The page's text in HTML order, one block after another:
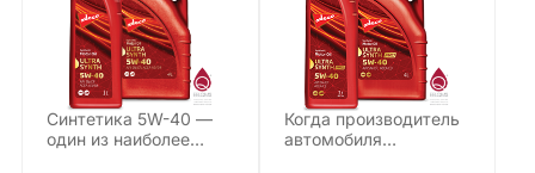
Синтетика 5W-40 —
один из наиболее
Когда производитель
автомобиля